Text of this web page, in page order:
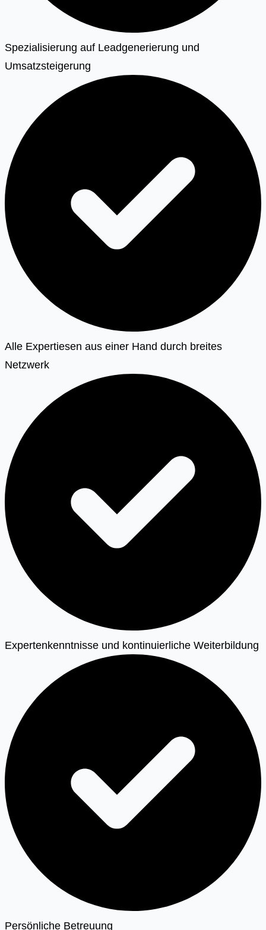
Spezialisierung auf Leadgenerierung und
Umsatzsteigerung
Alle Expertiesen aus einer Hand durch breites
Netzwerk
Expertenkenntnisse und kontinuierliche Weiterbildung
Persönliche Betreuung